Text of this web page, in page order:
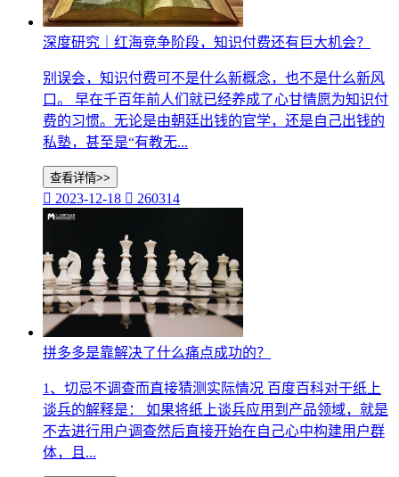
深度研究｜红海竞争阶段，知识付费还有巨大机会？
别误会，知识付费可不是什么新概念，也不是什么新风
口。 早在千百年前人们就已经养成了心甘情愿为知识付
费的习惯。无论是由朝廷出钱的官学，还是自己出钱的
私塾，甚至是“有教无...
查看详情>>
 2023-12-18  260314
拼多多是靠解决了什么痛点成功的？
1、切忌不调查而直接猜测实际情况 百度百科对于纸上
谈兵的解释是： 如果将纸上谈兵应用到产品领域，就是
不去进行用户调查然后直接开始在自己心中构建用户群
体，且...